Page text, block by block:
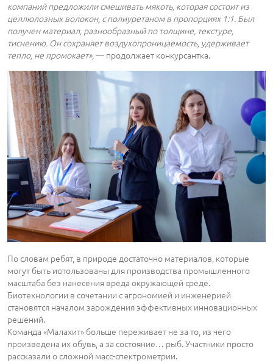
компаний предложили смешивать мякоть, которая состоит из
целлюлозных волокон, с полиуретаном в пропорциях 1:1. Был
получен материал, разнообразный по толщине, текстуре,
тиснению. Он сохраняет воздухопроницаемость, удерживает
тепло, не промокает»,― продолжает конкурсантка.
По словам ребят, в природе достаточно материалов, которые
могут быть использованы для производства промышленного
масштаба без нанесения вреда окружающей среде.
Биотехнологии в сочетании с агрономией и инженерией
становятся началом зарождения эффективных инновационных
решений.
Команда «Малахит» больше переживает не за то, из чего
произведена их обувь, а за состояние… рыб. Участники просто
рассказали о сложной масс-спектрометрии.